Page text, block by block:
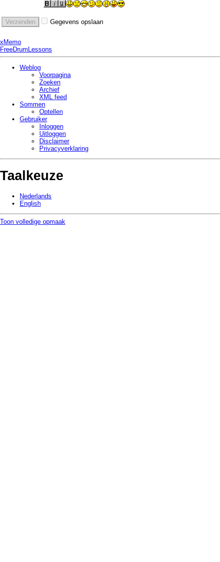
Gegevens opslaan
xMemo
FreeDrumLessons
Weblog
Voorpagina
Zoeken
Archief
XML feed
Sommen
Optellen
Gebruiker
Inloggen
Uitloggen
Disclaimer
Privacy­verklaring
Taalkeuze
Nederlands
English
Toon volledige opmaak